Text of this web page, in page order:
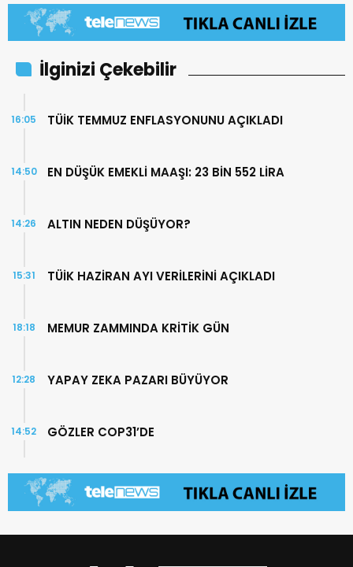
İlginizi Çekebilir
TÜİK TEMMUZ ENFLASYONUNU AÇIKLADI
16:05
EN DÜŞÜK EMEKLİ MAAŞI: 23 BİN 552 LİRA
14:50
ALTIN NEDEN DÜŞÜYOR?
14:26
TÜİK HAZİRAN AYI VERİLERİNİ AÇIKLADI
15:31
MEMUR ZAMMINDA KRİTİK GÜN
18:18
YAPAY ZEKA PAZARI BÜYÜYOR
12:28
GÖZLER COP31’DE
14:52